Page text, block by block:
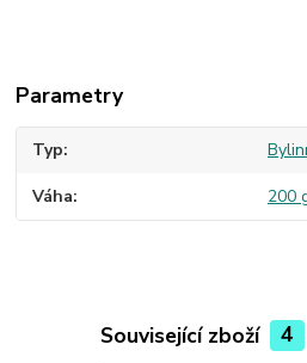
Parametry
Typ
Váha 200
Související zboží 4